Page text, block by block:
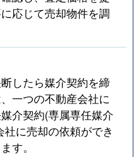
応じて売却物件を調
したら媒介契約を締
一つの不動産会社に
介契約(専属専任媒介
に売却の依頼ができ
す。